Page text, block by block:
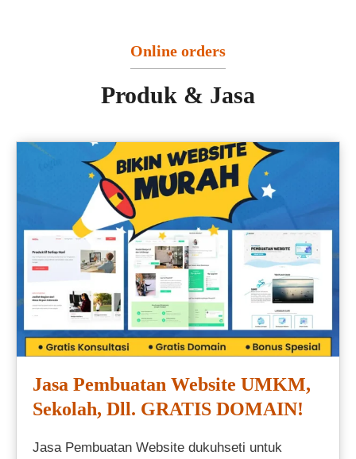
Online orders
Produk & Jasa
Jasa Pembuatan Website UMKM,
Sekolah, Dll. GRATIS DOMAIN!
Jasa Pembuatan Website dukuhseti untuk